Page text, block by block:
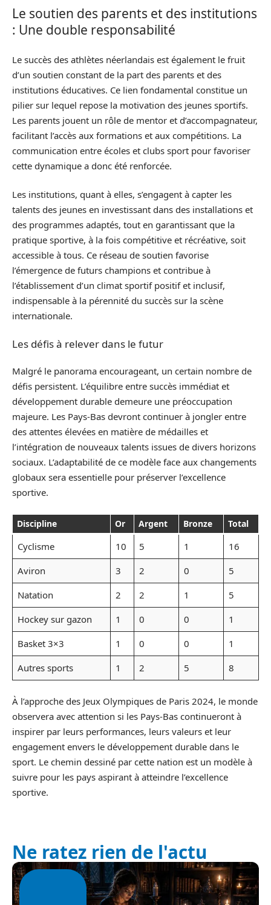
Le soutien des parents et des institutions
: Une double responsabilité
Le succès des athlètes néerlandais est également le fruit
d’un soutien constant de la part des parents et des
institutions éducatives. Ce lien fondamental constitue un
pilier sur lequel repose la motivation des jeunes sportifs.
Les parents jouent un rôle de mentor et d’accompagnateur,
facilitant l’accès aux formations et aux compétitions. La
communication entre écoles et clubs sport pour favoriser
cette dynamique a donc été renforcée.
Les institutions, quant à elles, s’engagent à capter les
talents des jeunes en investissant dans des installations et
des programmes adaptés, tout en garantissant que la
pratique sportive, à la fois compétitive et récréative, soit
accessible à tous. Ce réseau de soutien favorise
l’émergence de futurs champions et contribue à
l’établissement d’un climat sportif positif et inclusif,
indispensable à la pérennité du succès sur la scène
internationale.
Les défis à relever dans le futur
Malgré le panorama encourageant, un certain nombre de
défis persistent. L’équilibre entre succès immédiat et
développement durable demeure une préoccupation
majeure. Les Pays-Bas devront continuer à jongler entre
des attentes élevées en matière de médailles et
l’intégration de nouveaux talents issues de divers horizons
sociaux. L’adaptabilité de ce modèle face aux changements
globaux sera essentielle pour préserver l’excellence
sportive.
Discipline Or Argent Bronze Total
Cyclisme 10 5 1
16
Aviron
3 2 0
5
Natation
2 2 1
5
Hockey sur gazon
1 0 0
1
Basket 3×3
1 0 0
1
Autres sports
1 2 5 8
À l’approche des Jeux Olympiques de Paris 2024, le monde
observera avec attention si les Pays-Bas continueront à
inspirer par leurs performances, leurs valeurs et leur
engagement envers le développement durable dans le
sport. Le chemin dessiné par cette nation est un modèle à
suivre pour les pays aspirant à atteindre l’excellence
sportive.
Ne ratez rien de l'actu